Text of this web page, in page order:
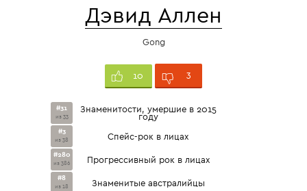
Дэвид Аллен
Gong
10 3
#31
из 33
Знаменитости, умершие в 2015
году
#3
из 38 Спейс-рок в лицах
#280
из 386 Прогрессивный рок в лицах
#8
из 18 Знаменитые австралийцы